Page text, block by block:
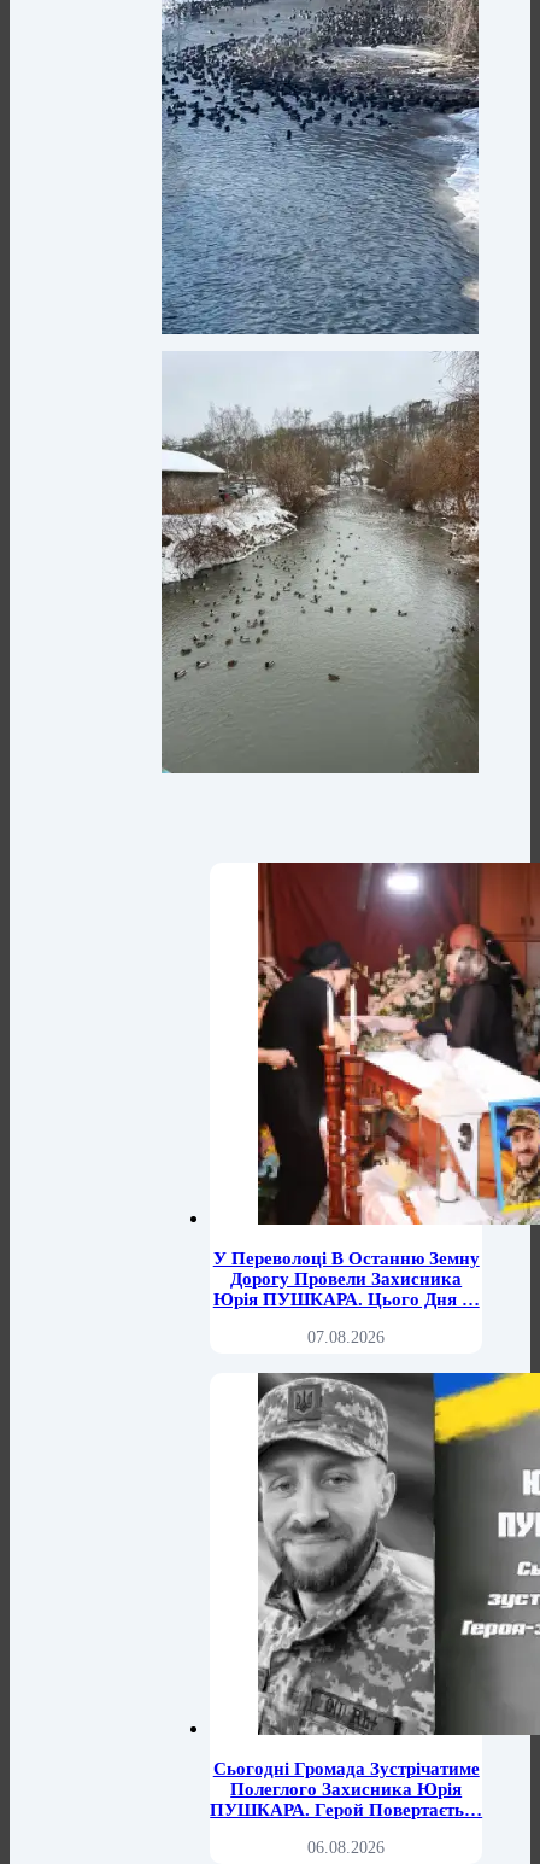
У Переволоці В Останню Земну
Дорогу Провели Захисника
Юрія ПУШКАРА. Цього Дня …
07.08.2026
Сьогодні Громада Зустрічатиме
Полеглого Захисника Юрія
ПУШКАРА. Герой Повертаєть…
06.08.2026